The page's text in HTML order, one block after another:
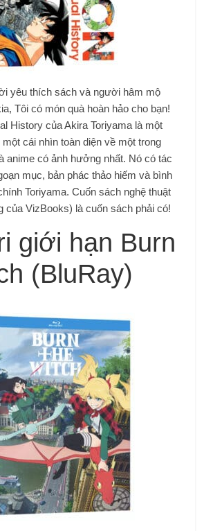
yêu thích sách và người hâm mộ
Tôi có món quà hoàn hảo cho bạn!
History của Akira Toriyama là một
cái nhìn toàn diện về một trong
anime có ảnh hưởng nhất. Nó có tác
mục, bản phác thảo hiếm và bình
Toriyama.Cuốn sách nghệ thuật
của VizBooks) là cuốn sách phải có!
giới hạn Burn
(BluRay)